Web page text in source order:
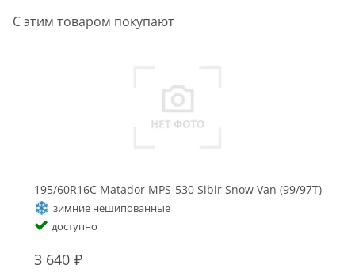
С этим товаром покупают
195/60R16C Matador MPS-530 Sibir Snow Van (99/97T)
зимние нешипованные
доступно
3 640